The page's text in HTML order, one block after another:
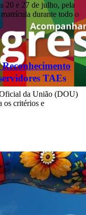
20 e 27 de julho, pela
durante todo o
TAEs
da União (DOU)
os critérios e